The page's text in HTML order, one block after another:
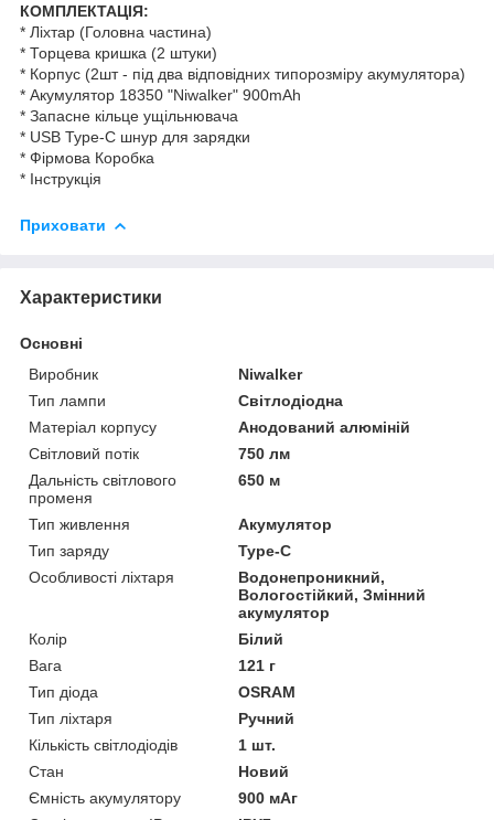
КОМПЛЕКТАЦІЯ:
* Ліхтар (Головна частина)
* Торцева кришка (2 штуки)
* Корпус (2шт - під два відповідних типорозміру акумулятора)
* Акумулятор 18350 "Niwalker" 900mAh
* Запасне кільце ущільнювача
* USB Type-C шнур для зарядки
* Фірмова Коробка
* Інструкція
Приховати
Характеристики
Основні
Виробник
Niwalker
Тип лампи
Світлодіодна
Матеріал корпусу
Анодований алюміній
Світловий потік
750 лм
Дальність світлового
променя
650 м
Тип живлення
Акумулятор
Тип заряду
Type-C
Особливості ліхтаря
Водонепроникний,
Вологостійкий, Змінний
акумулятор
Колір
Білий
Вага
121 г
Тип діода
OSRAM
Тип ліхтаря
Ручний
Кількість світлодіодів
1 шт.
Стан
Новий
Ємність акумулятору
900 мАг